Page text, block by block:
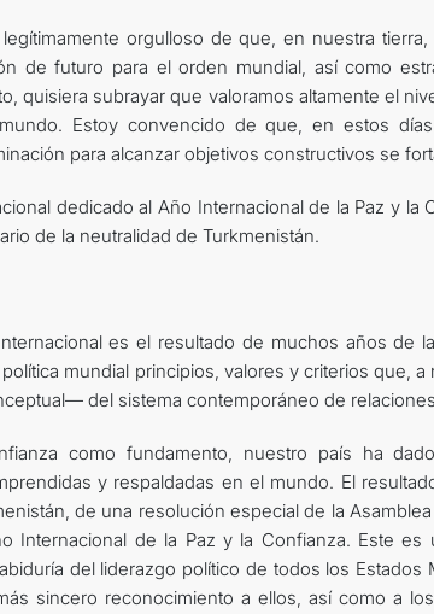
orgulloso de que, en nuestra
de futuro para el orden mundial, así como
quisiera subrayar que valoramos altamente el
Estoy convencido de que, en estos días
para alcanzar objetivos constructivos se
dedicado al Año Internacional de la Paz y la
de la neutralidad de Turkmenistán.
es el resultado de muchos años de
mundial principios, valores y criterios que,
del sistema contemporáneo de
como fundamento, nuestro país ha
y respaldadas en el mundo. El
de una resolución especial de la
Internacional de la Paz y la Confianza. Este
del liderazgo político de todos los Estados
sincero reconocimiento a ellos, así como a